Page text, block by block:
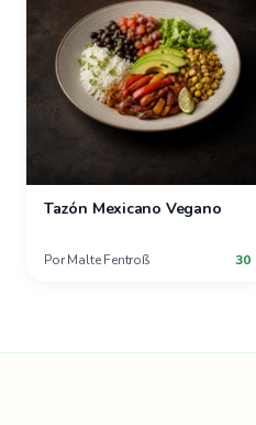
Tazón Mexicano Vegano
Por Malte Fentroß 30